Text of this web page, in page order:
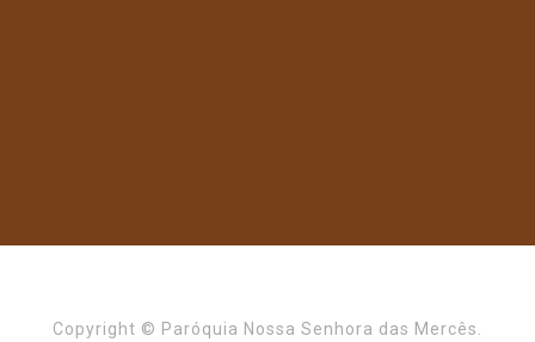
Copyright © Paróquia Nossa Senhora das Mercês.